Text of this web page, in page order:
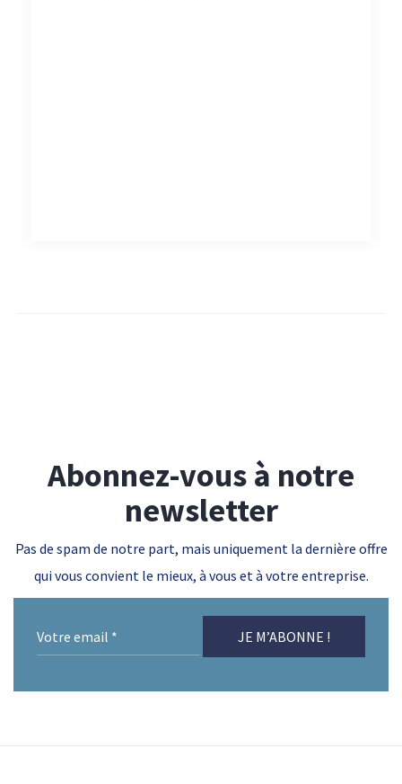
Abonnez-vous à notre
newsletter
Pas de spam de notre part, mais uniquement la dernière offre
qui vous convient le mieux, à vous et à votre entreprise.